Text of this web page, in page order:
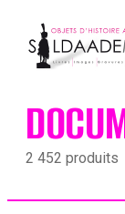
content
2 452 produits